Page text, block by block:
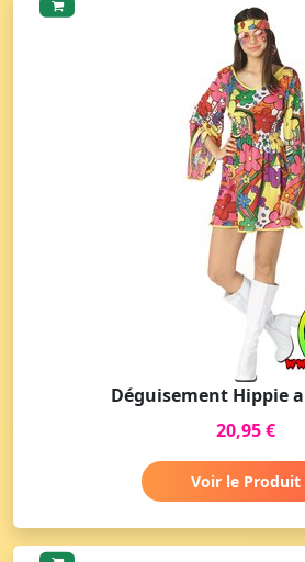
Déguisement Hippie
20,95 €
Voir le Produit